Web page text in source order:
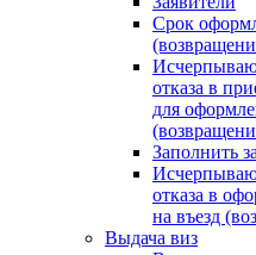
Срок
отказа в
для
Заполнить
отказа в
на въезд
Выдача виз